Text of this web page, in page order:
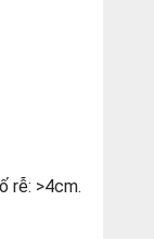
rễ: >4cm.